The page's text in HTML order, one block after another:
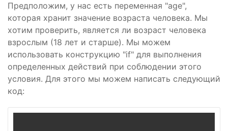
Предположим, у нас есть переменная "age",
которая хранит значение возраста человека. Мы
хотим проверить, является ли возраст человека
взрослым (18 лет и старше). Мы можем
использовать конструкцию "if" для выполнения
определенных действий при соблюдении этого
условия. Для этого мы можем написать следующий
код: